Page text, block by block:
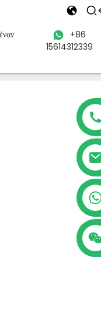
+86
15614312339
οξέος
Μπαταρία